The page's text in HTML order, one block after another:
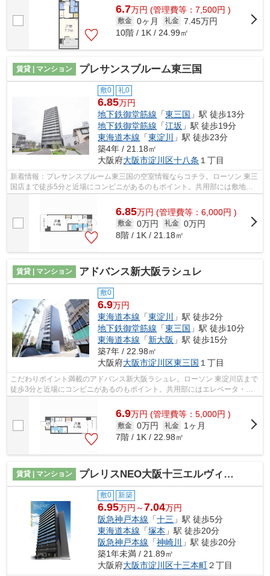
6.7万円 (管理費等：7,500円 )
敷金 0ヶ月 礼金 7.45万円
10階 / 1K / 24.99㎡
賃貸 | マンション プレサンスブルーム東三国
敷0 礼0
6.85万円
地下鉄御堂筋線 「東三国 」駅 徒歩13分
地下鉄御堂筋線 「江坂 」駅 徒歩19分
東海道本線 「東淀川
」駅 徒歩23分
築4年 / 21.18㎡
大阪府大阪市淀川区十八条 １丁目
新着情報：プレサンスブルーム東三国の空室情報ならコチラ。ローソン 東三
国店まで徒歩5分と近場にコンビニがあるのもポイント。共用部には敷地内
6.85万円 (管理費等：6,000円 )
敷金 0万円 礼金 0万円
8階 / 1K / 21.18㎡
賃貸 | マンション アドバンス新大阪ラシュレ
敷0
6.9万円
東海道本線 「東淀川
」駅 徒歩2分
地下鉄御堂筋線 「東三国 」駅 徒歩10分
東海道本線 「新大阪 」駅 徒歩15分
築7年 / 22.98㎡
大阪府大阪市淀川区東三国 １丁目
こだわりポイント満載のアドバンス新大阪ラシュレ。ローソン 東淀川店まで
徒歩3分と近場にコンビニがあるのもポイント。共用部にはエレベータ・敷
地内ごみ置き場などが揃っており、と...
6.9万円 (管理費等：5,000円 )
敷金 0万円 礼金
1ヶ月
7階 / 1K / 22.98㎡
賃貸 | マンション プレリスNEO大阪十三エルヴィオン
敷0 新築
6.95万円～7.04万円
阪急神戸本線 「十三 」駅 徒歩5分
東海道本線 「塚本 」駅 徒歩20分
阪急神戸本線 「神崎川 」駅 徒歩20分
築1年未満 / 21.89㎡
大阪府大阪市淀川区十三本町２丁目